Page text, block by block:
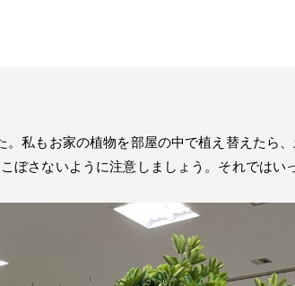
私もお家の植物を部屋の中で植え替えたら
ぼさないように注意しましょう。それではい